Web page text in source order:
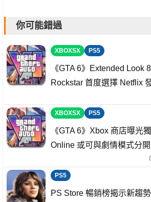
你可能錯過
XBOXSX PS5
《GTA 6》Extended Look
Rockstar 首度選擇 Netflix
XBOXSX PS5
《GTA 6》Xbox 商店曝光
Online 或可與劇情模式分
PS5
PS Store 暢銷榜揭示新趨